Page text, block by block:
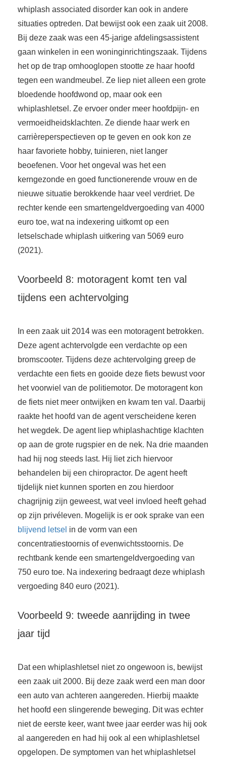
whiplash associated disorder kan ook in andere
situaties optreden. Dat bewijst ook een zaak uit 2008.
Bij deze zaak was een 45-jarige afdelingsassistent
gaan winkelen in een woninginrichtingszaak. Tijdens
het op de trap omhooglopen stootte ze haar hoofd
tegen een wandmeubel. Ze liep niet alleen een grote
bloedende hoofdwond op, maar ook een
whiplashletsel. Ze ervoer onder meer hoofdpijn- en
vermoeidheidsklachten. Ze diende haar werk en
carrièreperspectieven op te geven en ook kon ze
haar favoriete hobby, tuinieren, niet langer
beoefenen. Voor het ongeval was het een
kerngezonde en goed functionerende vrouw en de
nieuwe situatie berokkende haar veel verdriet. De
rechter kende een smartengeldvergoeding van 4000
euro toe, wat na indexering uitkomt op een
letselschade whiplash uitkering van 5069 euro
(2021).
Voorbeeld 8: motoragent komt ten val
tijdens een achtervolging
In een zaak uit 2014 was een motoragent betrokken.
Deze agent achtervolgde een verdachte op een
bromscooter. Tijdens deze achtervolging greep de
verdachte een fiets en gooide deze fiets bewust voor
het voorwiel van de politiemotor. De motoragent kon
de fiets niet meer ontwijken en kwam ten val. Daarbij
raakte het hoofd van de agent verscheidene keren
het wegdek. De agent liep whiplashachtige klachten
op aan de grote rugspier en de nek. Na drie maanden
had hij nog steeds last. Hij liet zich hiervoor
behandelen bij een chiropractor. De agent heeft
tijdelijk niet kunnen sporten en zou hierdoor
chagrijnig zijn geweest, wat veel invloed heeft gehad
op zijn privéleven. Mogelijk is er ook sprake van een
blijvend letsel in de vorm van een
concentratiestoornis of evenwichtsstoornis. De
rechtbank kende een smartengeldvergoeding van
750 euro toe. Na indexering bedraagt deze whiplash
vergoeding 840 euro (2021).
Voorbeeld 9: tweede aanrijding in twee
jaar tijd
Dat een whiplashletsel niet zo ongewoon is, bewijst
een zaak uit 2000. Bij deze zaak werd een man door
een auto van achteren aangereden. Hierbij maakte
het hoofd een slingerende beweging. Dit was echter
niet de eerste keer, want twee jaar eerder was hij ook
al aangereden en had hij ook al een whiplashletsel
opgelopen. De symptomen van het whiplashletsel